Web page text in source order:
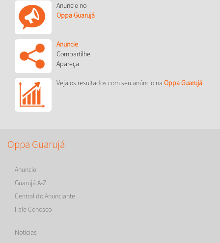
Anuncie no
Oppa Guarujá
Anuncie
Compartilhe
Apareça
Veja os resultados com seu anúncio na Oppa Guarujá
Oppa Guarujá
Anuncie
Guarujá A-Z
Central do Anunciante
Fale Conosco
Notícias